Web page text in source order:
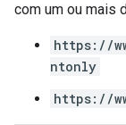
com um ou mais
https://
ntonly
https://